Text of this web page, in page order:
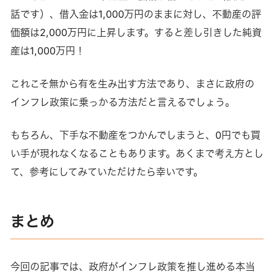
話です）、借入金は1,000万円のままに対し、不動産の評
価額は2,000万円に上昇します。すると差し引きした純資
産は1,000万円！
これこそ無から有を生み出す方法であり、まさに政府の
インフレ政策に乗っかる方法だと言えるでしょう。
もちろん、下手な不動産をつかんでしまうと、0円でも買
い手が現れなくなることもあります。あくまで考え方とし
て、参考にしてみていただけたら幸いです。
まとめ
今回の記事では、政府がインフレ政策を推し進める本当